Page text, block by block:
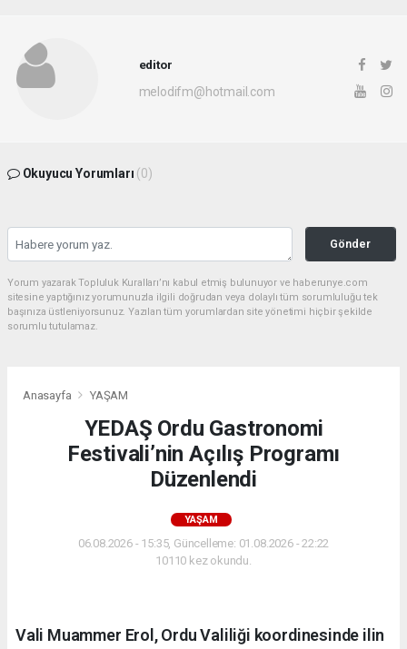
editor
melodifm@hotmail.com
Okuyucu Yorumları (0)
Gönder
Yorum yazarak Topluluk Kuralları’nı kabul etmiş bulunuyor ve haberunye.com
sitesine yaptığınız yorumunuzla ilgili doğrudan veya dolaylı tüm sorumluluğu tek
başınıza üstleniyorsunuz. Yazılan tüm yorumlardan site yönetimi hiçbir şekilde
sorumlu tutulamaz.
Anasayfa YAŞAM
YEDAŞ Ordu Gastronomi
Festivali’nin Açılış Programı
Düzenlendi
YAŞAM
06.08.2026 - 15:35, Güncelleme: 01.08.2026 - 22:22
10110 kez okundu.
Vali Muammer Erol, Ordu Valiliği koordinesinde ilin